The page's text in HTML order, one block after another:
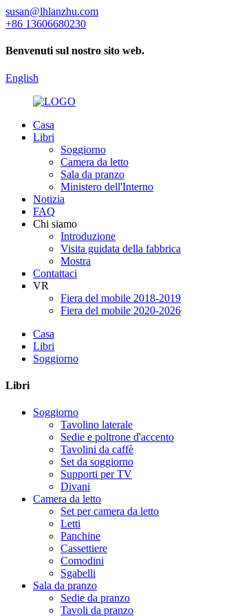
susan@lhlanzhu.com
+86 13606680230
Benvenuti sul nostro sito web.
English
Casa
Libri
Soggiorno
Camera da letto
Sala da pranzo
Ministero dell'Interno
Notizia
FAQ
Chi siamo
Introduzione
Visita guidata della fabbrica
Mostra
Contattaci
VR
Fiera del mobile 2018-2019
Fiera del mobile 2020-2026
Casa
Libri
Soggiorno
Libri
Soggiorno
Tavolino laterale
Sedie e poltrone d'accento
Tavolini da caffè
Set da soggiorno
Supporti per TV
Divani
Camera da letto
Set per camera da letto
Letti
Panchine
Cassettiere
Comodini
Sgabelli
Sala da pranzo
Sedie da pranzo
Tavoli da pranzo